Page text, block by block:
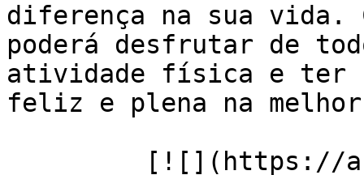
diferença na sua vida.
poderá desfrutar de
atividade física e ter
feliz e plena na